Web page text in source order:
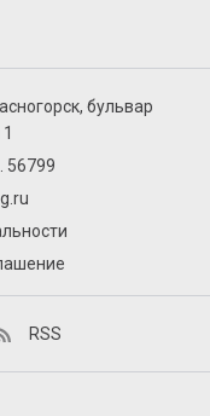
бульвар
56799
RSS